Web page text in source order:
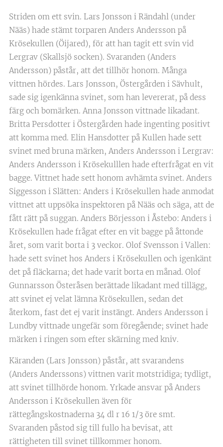
Striden om ett svin. Lars Jonsson i Rändahl (under
Nääs) hade stämt torparen Anders Andersson på
Krösekullen (Öijared), för att han tagit ett svin vid
Lergrav (Skallsjö socken). Svaranden (Anders
Andersson) påstår, att det tillhör honom. Många
vittnen hördes. Lars Jonsson, Östergården i Sävhult,
sade sig igenkänna svinet, som han levererat, på dess
färg och bomärken. Anna Jonsson vittnade likadant.
Britta Persdotter i Östergården hade ingenting positivt
att komma med. Elin Hansdotter på Kullen hade sett
svinet med bruna märken, Anders Andersson i Lergrav:
Anders Andersson i Krösekulllen hade efterfrågat en vit
bagge. Vittnet hade sett honom avhämta svinet. Anders
Siggesson i Slätten: Anders i Krösekullen hade anmodat
vittnet att uppsöka inspektoren på Nääs och säga, att de
fått rätt på suggan. Anders Börjesson i Åstebo: Anders i
Krösekullen hade frågat efter en vit bagge på åttonde
året, som varit borta i 3 veckor. Olof Svensson i Vallen:
hade sett svinet hos Anders i Krösekullen och igenkänt
det på fläckarna; det hade varit borta en månad. Olof
Gunnarsson Österåsen berättade likadant med tillägg,
att svinet ej velat lämna Krösekullen, sedan det
återkom, fast det ej varit instängt. Anders Andersson i
Lundby vittnade ungefär som föregående; svinet hade
märken i ringen som efter skärning med kniv.
Käranden (Lars Jonsson) påstår, att svarandens
(Anders Anderssons) vittnen varit motstridiga; tydligt,
att svinet tillhörde honom. Yrkade ansvar på Anders
Andersson i Krösekullen även för
rättegångskostnaderna 34 dl r 16 1/3 öre smt.
Svaranden påstod sig till fullo ha bevisat, att
rättigheten till svinet tillkommer honom.